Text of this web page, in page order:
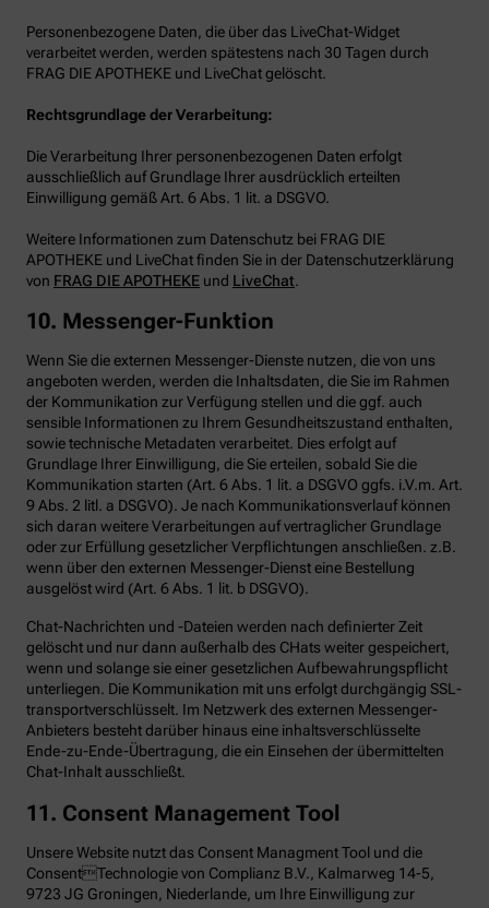
Personenbezogene Daten, die über das LiveChat-Widget
verarbeitet werden, werden spätestens nach 30 Tagen durch
FRAG DIE APOTHEKE und LiveChat gelöscht.
Rechtsgrundlage der Verarbeitung:
Die Verarbeitung Ihrer personenbezogenen Daten erfolgt
ausschließlich auf Grundlage Ihrer ausdrücklich erteilten
Einwilligung gemäß Art. 6 Abs. 1 lit. a DSGVO.
Weitere Informationen zum Datenschutz bei FRAG DIE
APOTHEKE und LiveChat finden Sie in der Datenschutzerklärung
von FRAG DIE APOTHEKE und LiveChat.
10. Messenger-Funktion
Wenn Sie die externen Messenger-Dienste nutzen, die von uns
angeboten werden, werden die Inhaltsdaten, die Sie im Rahmen
der Kommunikation zur Verfügung stellen und die ggf. auch
sensible Informationen zu Ihrem Gesundheitszustand enthalten,
sowie technische Metadaten verarbeitet. Dies erfolgt auf
Grundlage Ihrer Einwilligung, die Sie erteilen, sobald Sie die
Kommunikation starten (Art. 6 Abs. 1 lit. a DSGVO ggfs. i.V.m. Art.
9 Abs. 2 litl. a DSGVO). Je nach Kommunikationsverlauf können
sich daran weitere Verarbeitungen auf vertraglicher Grundlage
oder zur Erfüllung gesetzlicher Verpflichtungen anschließen. z.B.
wenn über den externen Messenger-Dienst eine Bestellung
ausgelöst wird (Art. 6 Abs. 1 lit. b DSGVO).
Chat-Nachrichten und -Dateien werden nach definierter Zeit
gelöscht und nur dann außerhalb des CHats weiter gespeichert,
wenn und solange sie einer gesetzlichen Aufbewahrungspflicht
unterliegen. Die Kommunikation mit uns erfolgt durchgängig SSL-
transportverschlüsselt. Im Netzwerk des externen Messenger-
Anbieters besteht darüber hinaus eine inhaltsverschlüsselte
Ende-zu-Ende-Übertragung, die ein Einsehen der übermittelten
Chat-Inhalt ausschließt.
11. Consent Management Tool
Unsere Website nutzt das Consent Managment Tool und die
ConsentTechnologie von Complianz B.V., Kalmarweg 14-5,
9723 JG Groningen, Niederlande, um Ihre Einwilligung zur